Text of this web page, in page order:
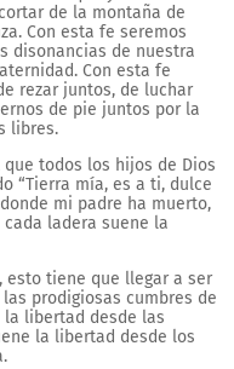
de la montaña de
Con esta fe seremos
disonancias de nuestra
Con esta fe
rezar juntos, de luchar
de pie juntos por la
libres.
todos los hijos de Dios
“Tierra mía, es a ti, dulce
mi padre ha muerto,
ladera suene la
esto tiene que llegar a ser
prodigiosas cumbres de
la libertad desde las
la libertad desde los